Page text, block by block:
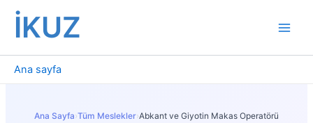
İçeriğe
İKUZ
Ana sayfa
Ana Sayfa›Tüm Meslekler›Abkant ve Giyotin Makas Operatörü